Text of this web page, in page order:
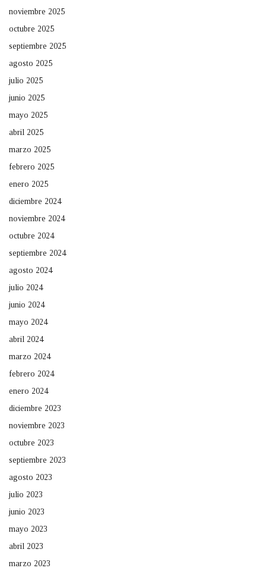
noviembre 2025
octubre 2025
septiembre 2025
agosto 2025
julio 2025
junio 2025
mayo 2025
abril 2025
marzo 2025
febrero 2025
enero 2025
diciembre 2024
noviembre 2024
octubre 2024
septiembre 2024
agosto 2024
julio 2024
junio 2024
mayo 2024
abril 2024
marzo 2024
febrero 2024
enero 2024
diciembre 2023
noviembre 2023
octubre 2023
septiembre 2023
agosto 2023
julio 2023
junio 2023
mayo 2023
abril 2023
marzo 2023